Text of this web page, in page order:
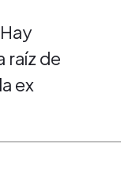
raíz de
ex